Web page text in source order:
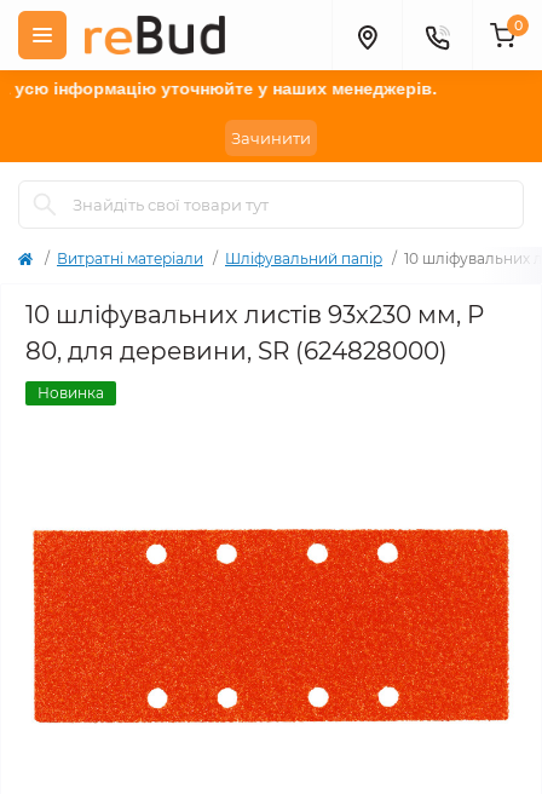
інформацію уточнюйтеу наших менеджерів.
Зачинити
0
Витратні матеріали Шліфувальний папір 10 шліфувальних
10 шліфувальних листів 93x230 мм, P
80, для деревини, SR (624828000)
Новинка